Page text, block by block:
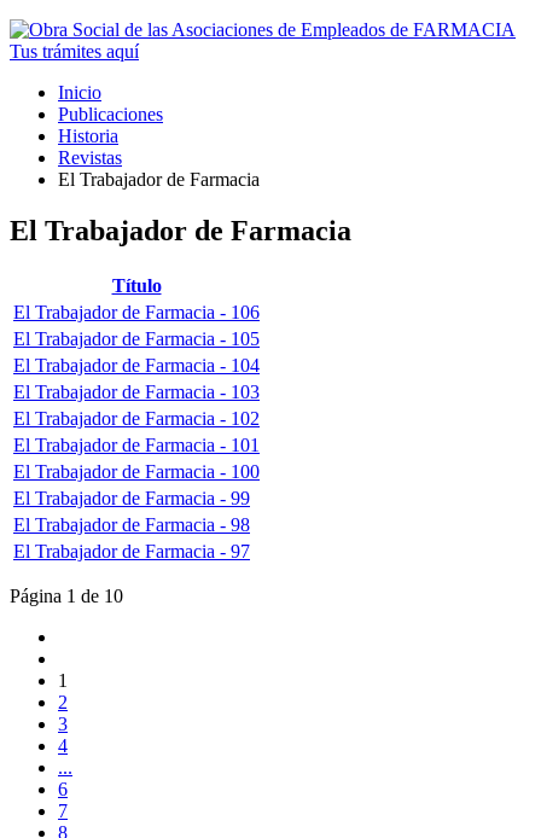
Tus trámites aquí
Inicio
Publicaciones
Historia
Revistas
El Trabajador de Farmacia
El Trabajador de Farmacia
Título
El Trabajador de Farmacia - 106
El Trabajador de Farmacia - 105
El Trabajador de Farmacia - 104
El Trabajador de Farmacia - 103
El Trabajador de Farmacia - 102
El Trabajador de Farmacia - 101
El Trabajador de Farmacia - 100
El Trabajador de Farmacia - 99
El Trabajador de Farmacia - 98
El Trabajador de Farmacia - 97
Página 1 de 10
1
2
3
4
...
6
7
8